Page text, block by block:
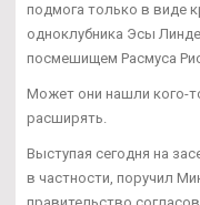
подмога только в виде
одноклубника Эсы
посмешищем Расмуса
Может они нашли кого-
расширять.
Выступая сегодня на
в частности, поручил